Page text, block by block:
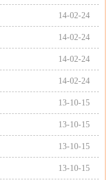
14-02-24
14-02-24
14-02-24
14-02-24
13-10-15
13-10-15
13-10-15
13-10-15